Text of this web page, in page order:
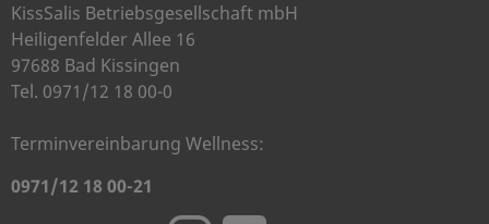
KissSalis Betriebsgesellschaft mbH
Heiligenfelder Allee 16
97688 Bad Kissingen
Tel. 0971/12 18 00-0
Terminvereinbarung Wellness:
0971/12 18 00-21